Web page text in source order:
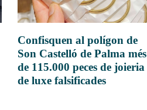
Confisquen al polígon de
Son Castelló de Palma més
de 115.000 peces de joieria
de luxe falsificades